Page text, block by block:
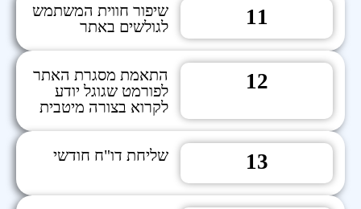
11
שיפור חווית המשתמש
לגולשים באתר
12
התאמת מסגרת האתר
לפורמט שגוגל יודע
לקרוא בצורה מיטבית
13 שליחת דו"ח חודשי